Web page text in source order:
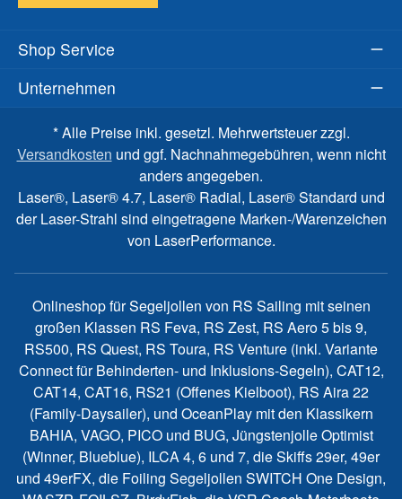
Shop Service
Unternehmen
* Alle Preise inkl. gesetzl. Mehrwertsteuer zzgl.
Versandkosten und ggf. Nachnahmegebühren, wenn nicht
anders angegeben.
Laser®, Laser® 4.7, Laser® Radial, Laser® Standard und
der Laser-Strahl sind eingetragene Marken-/Warenzeichen
von LaserPerformance.
Onlineshop für Segeljollen von RS Sailing mit seinen
großen Klassen RS Feva, RS Zest, RS Aero 5 bis 9,
RS500, RS Quest, RS Toura, RS Venture (inkl. Variante
Connect für Behinderten- und Inklusions-Segeln), CAT12,
CAT14, CAT16, RS21 (Offenes Kielboot), RS Aira 22
(Family-Daysailer), und OceanPlay mit den Klassikern
BAHIA, VAGO, PICO und BUG, Jüngstenjolle Optimist
(Winner, Blueblue), ILCA 4, 6 und 7, die Skiffs 29er, 49er
und 49erFX, die Foiling Segeljollen SWITCH One Design,